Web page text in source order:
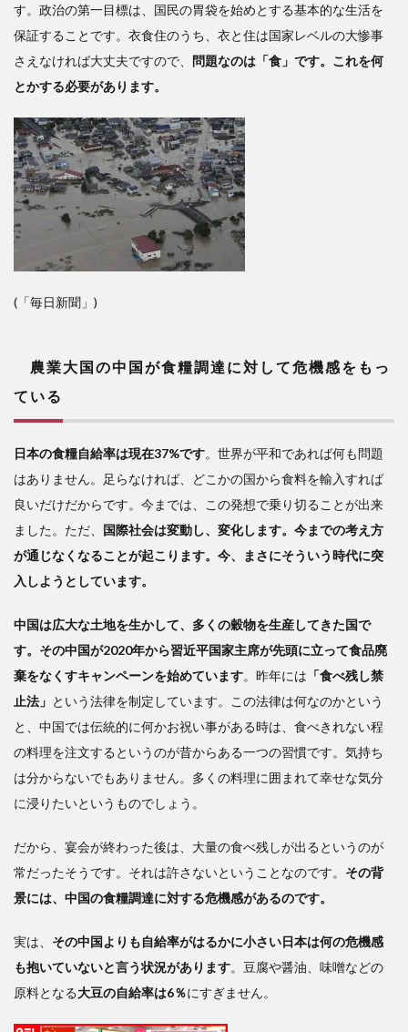
す。政治の第一目標は、国民の胃袋を始めとする基本的な生活を
保証することです。衣食住のうち、衣と住は国家レベルの大惨事
さえなければ大丈夫ですので、 問題なのは「食」です。これを何
とかする必要があります。
(「毎日新聞」)
農業大国の中国が食糧調達に対して危機感をもっ
ている
日本の食糧自給率は現在37%です。世界が平和であれば何も問題
はありません。足らなければ、どこかの国から食料を輸入すれば
良いだけだからです。今までは、この発想で乗り切ることが出来
ました。ただ、 国際社会は変動し、変化します。今までの考え方
が通じなくなることが起こります。今、まさにそういう時代に突
入しようとしています。
中国は広大な土地を生かして、多くの穀物を生産してきた国で
す。その中国が2020年から習近平国家主席が先頭に立って食品廃
棄をなくすキャンペーンを始めています。昨年には 「食べ残し禁
止法」 という法律を制定しています。この法律は何なのかという
と、中国では伝統的に何かお祝い事がある時は、食べきれない程
の料理を注文するというのが昔からある一つの習慣です。気持ち
は分からないでもありません。多くの料理に囲まれて幸せな気分
に浸りたいというものでしょう。
だから、宴会が終わった後は、大量の食べ残しが出るというのが
常だったそうです。それは許さないということなのです。 その背
景には、中国の食糧調達に対する危機感があるのです。
実は、 その中国よりも自給率がはるかに小さい日本は何の危機感
も抱いていないと言う状況があります。豆腐や醤油、味噌などの
原料となる大豆の自給率は6％にすぎません。